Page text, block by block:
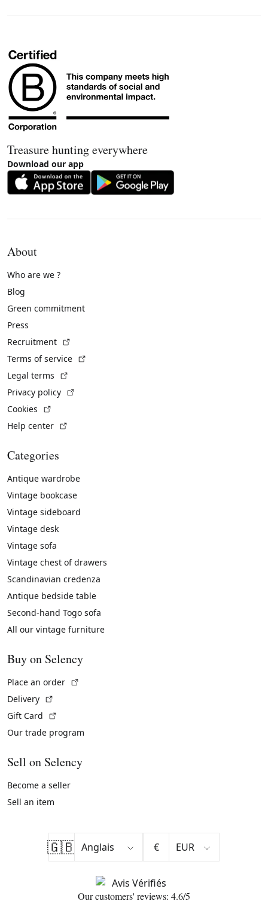
Treasure hunting everywhere
Download our app
About
Who are we ?
Blog
Green commitment
Press
Recruitment
Terms of service
Legal terms
Privacy policy
Cookies
Help center
Categories
Antique wardrobe
Vintage bookcase
Vintage sideboard
Vintage desk
Vintage sofa
Vintage chest of drawers
Scandinavian credenza
Antique bedside table
Second-hand Togo sofa
All our vintage furniture
Buy on Selency
Place an order
Delivery
Gift Card
Our trade program
Sell on Selency
Become a seller
Sell an item
🇬🇧 €
Our customers' reviews: 4.6/5